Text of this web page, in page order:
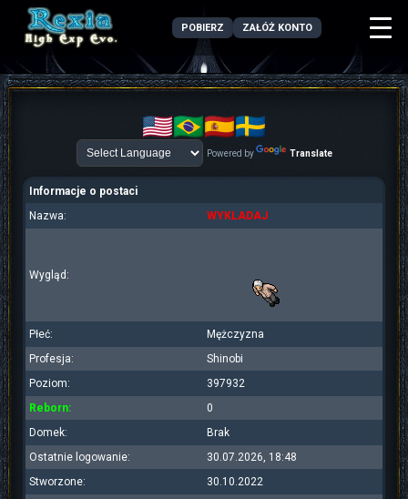
POBIERZ ZAŁÓŻ KONTO
Powered by Translate
Informacje o postaci
Nazwa:
WYKLADAJ
Wygląd:
Płeć:
Mężczyzna
Profesja:
Shinobi
Poziom:
397932
Reborn:
0
Domek:
Brak
Ostatnie logowanie:
30.07.2026, 18:48
Stworzone:
30.10.2022